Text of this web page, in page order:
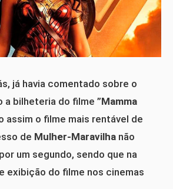
já havia comentado sobre o
a bilheteria do filme ”Mamma
assim o filme mais rentável de
de Mulher-Maravilha não
um segundo, sendo que na
exibição do filme nos cinemas